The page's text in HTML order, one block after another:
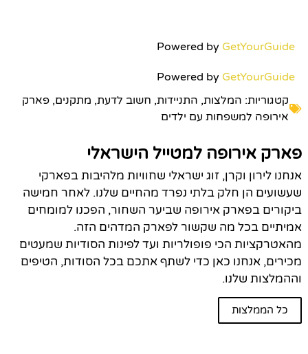
Powered by GetYourGuide
Powered by GetYourGuide
קטגוריות: המלצות, התניידות, חשוב לדעת, מתקנים, פארק
אירופה למשפחות עם ילדים
פארק אירופה למטייל הישראלי
אנחנו לירון וקרן, זוג ישראלי שחוויות מלהיבות בפארקי
שעשועים הן חלק בלתי נפרד מהחיים שלנו. לאחר חמישה
ביקורים בפארק אירופה שביער השחור, הפכנו למומחים
אמיתיים בכל מה שקשור לפארק המדהים הזה.
מהאטרקציות הכי פופולריות ועד לפינות הסודיות שמעטים
מכירים, אנחנו כאן כדי לשתף אתכם בכל הסודות, הטיפים
וההמלצות שלנו.
כל הממלצות